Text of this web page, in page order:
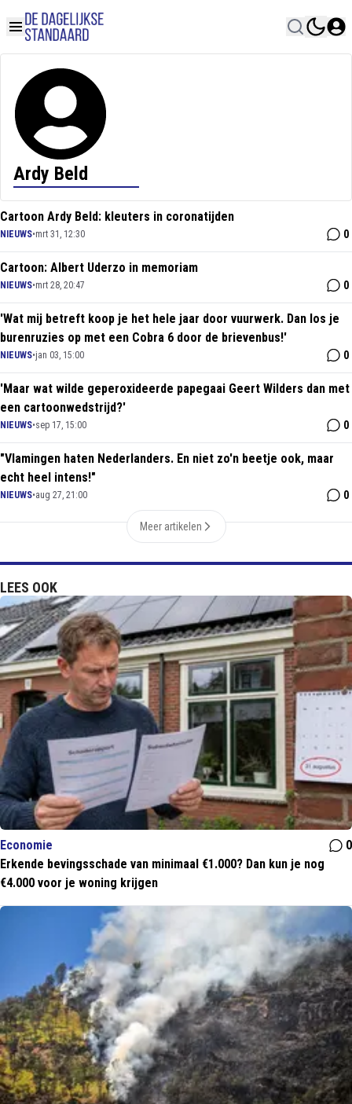
Ardy Beld
Cartoon Ardy Beld: kleuters in coronatijden
NIEUWS•mrt 31, 12:30 0
Cartoon: Albert Uderzo in memoriam
NIEUWS•mrt 28, 20:47 0
'Wat mij betreft koop je het hele jaar door vuurwerk. Dan los je
burenruzies op met een Cobra 6 door de brievenbus!'
NIEUWS•jan 03, 15:00 0
'Maar wat wilde geperoxideerde papegaai Geert Wilders dan met
een cartoonwedstrijd?'
NIEUWS•sep 17, 15:00 0
"Vlamingen haten Nederlanders. En niet zo'n beetje ook, maar
echt heel intens!"
NIEUWS•aug 27, 21:00 0
Meer artikelen
LEES OOK
Economie
0
Erkende bevingsschade van minimaal €1.000? Dan kun je nog
€4.000 voor je woning krijgen